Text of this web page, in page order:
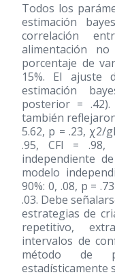
Todos los
estimación
correlación
alimentación
porcentaje de
15%. El ajuste
estimación
posterior =
también
5.62, p = .23, χ2/
.95, CFI = .98,
independiente
modelo
90%: 0, .08, p =
.03. Debe
estrategias de
repetitivo,
intervalos de
método de
estadísticamente